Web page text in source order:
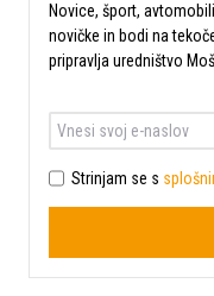
Novice, šport,
novičke in bodi na
pripravlja uredništvo
Strinjam se s